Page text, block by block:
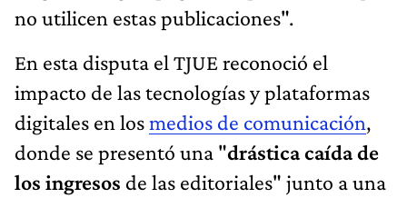
no utilicen estas publicaciones".
En esta disputa el TJUE reconoció el
impacto de las tecnologías y plataformas
digitales en losmedios de comunicación,
donde se presentó una "drástica caída de
los ingresos de las editoriales" junto a una